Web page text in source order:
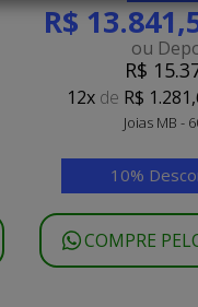
R$
ou
R$
12x de R$
Joias MB -
10%
COMPRE